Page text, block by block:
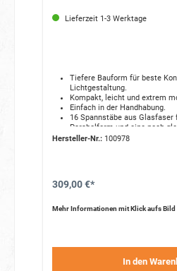
Lieferzeit 1-3 Werktage
Tiefere Bauform für beste
Lichtgestaltung.
Kompakt, leicht und extrem
Einfach in der Handhabung.
16 Spannstäbe aus
Parabolform und eine noch
Lichtstreuung.
Ein optionaler Diffusor sorgt
Geliefert wird er in einer
Hersteller-Nr.:100978
309,00 €*
Mehr Informationen mit Klick aufs Bild
In den